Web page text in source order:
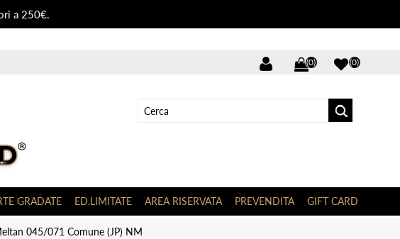
a 250€.
(0) (0)
GRADATE ED.LIMITATE AREA RISERVATA PREVENDITA GIFT CARD
045/071 Comune (JP) NM